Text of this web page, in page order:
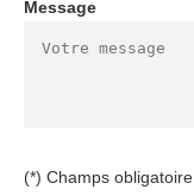
Message
(*) Champs obligatoire